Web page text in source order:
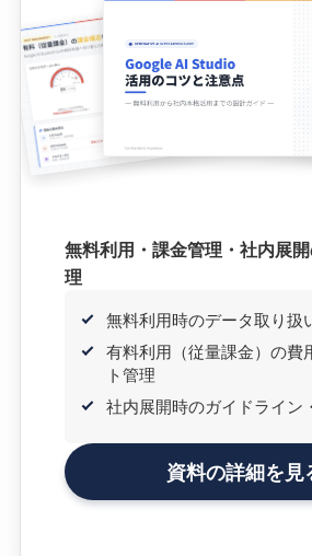
無料利用・課金管理・社内展
理
無料利用時のデータ取り扱
有料利用（従量課金）の費
ト管理
社内展開時のガイドライン
資料の詳細を見